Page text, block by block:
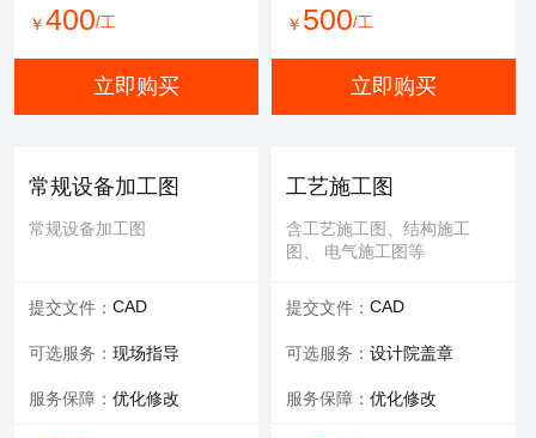
环评报告
适用于环评、清洁生产、验
收报告、入河排污口论证报
可选服务： 专家评审
服务内容：报告书、报告表
立即购买
￥400/工
立即购买
￥ 500/工
立即购买
常规设备加工图
常规设备加工图
提交文件： CAD
可选服务： 现场指导
服务保障： 优化修改
工艺施工图
含工艺施工图、结构施工
图、 电气施工图等
提交文件： CAD
可选服务： 设计院盖章
服务保障： 优化修改